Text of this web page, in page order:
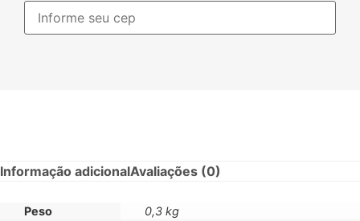
Informação adicionalAvaliações (0)
Peso
0,3 kg